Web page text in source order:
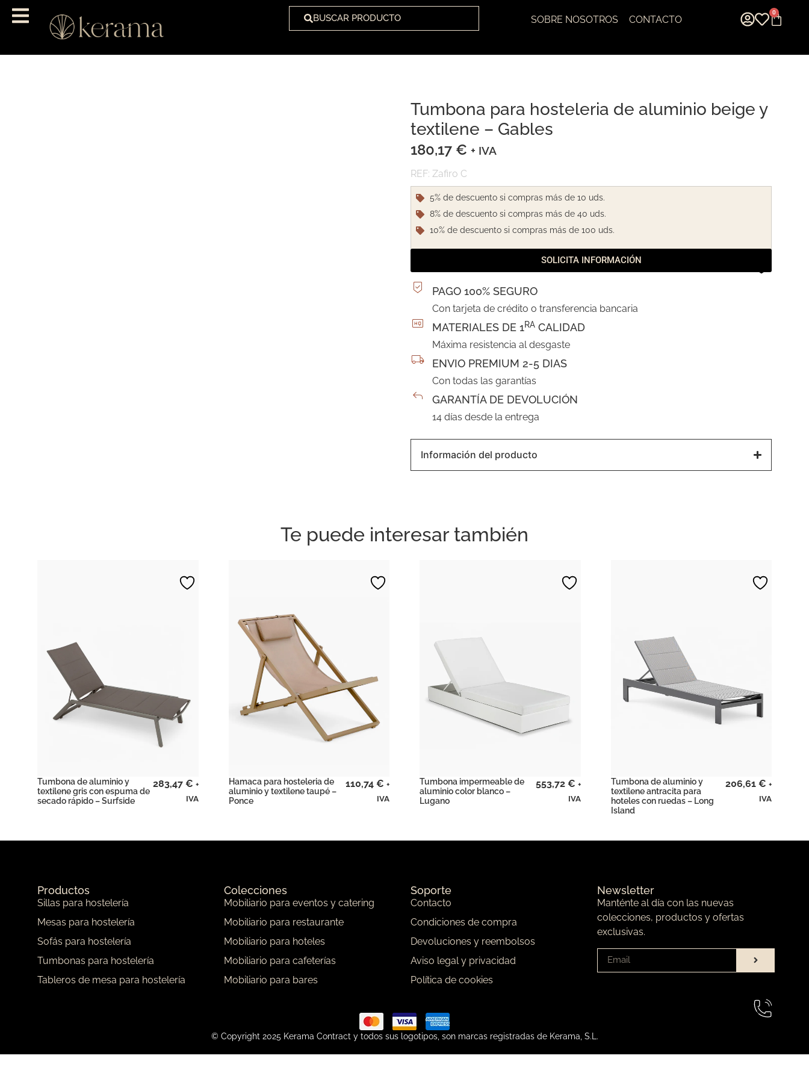
BUSCAR PRODUCTO SOBRE NOSOTROS CONTACTO
0
Tumbona para hosteleria de aluminio beige y
textilene – Gables
180,17 € + IVA
REF: Zafiro C
5% de descuento si compras más de 10 uds.
8% de descuento si compras más de 40 uds.
10% de descuento si compras más de 100 uds.
SOLICITA INFORMACIÓN
PAGO 100% SEGURO
Con tarjeta de crédito o transferencia bancaria
MATERIALES DE 1RA CALIDAD
Máxima resistencia al desgaste
ENVIO PREMIUM 2-5 DIAS
Con todas las garantías
GARANTÍA DE DEVOLUCIÓN
14 días desde la entrega
Información del producto
Te puede interesar también
Tumbona de aluminio y
textilene gris con espuma de
secado rápido – Surfside
283,47 € +
IVA
Hamaca para hosteleria de
aluminio y textilene taupé –
Ponce
110,74 € +
IVA
Tumbona impermeable de
aluminio color blanco –
Lugano
553,72 € +
IVA
Tumbona de aluminio y
textilene antracita para
hoteles con ruedas – Long
Island
206,61 € +
IVA
Productos
Sillas para hostelería
Mesas para hostelería
Sofás para hostelería
Tumbonas para hostelería
Tableros de mesa para hostelería
Colecciones
Mobiliario para eventos y catering
Mobiliario para restaurante
Mobiliario para hoteles
Mobiliario para cafeterías
Mobiliario para bares
Soporte
Contacto
Condiciones de compra
Devoluciones y reembolsos
Aviso legal y privacidad
Política de cookies
Newsletter
Manténte al día con las nuevas
colecciones, productos y ofertas
exclusivas.
© Copyright 2025 Kerama Contract y todos sus logotipos, son marcas registradas de Kerama, S.L.